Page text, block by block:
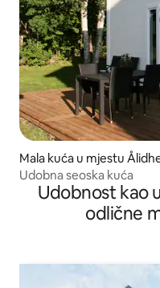
Mala kuća u mjestu
Udobna seoska kuća
Udobnost kao
odlične